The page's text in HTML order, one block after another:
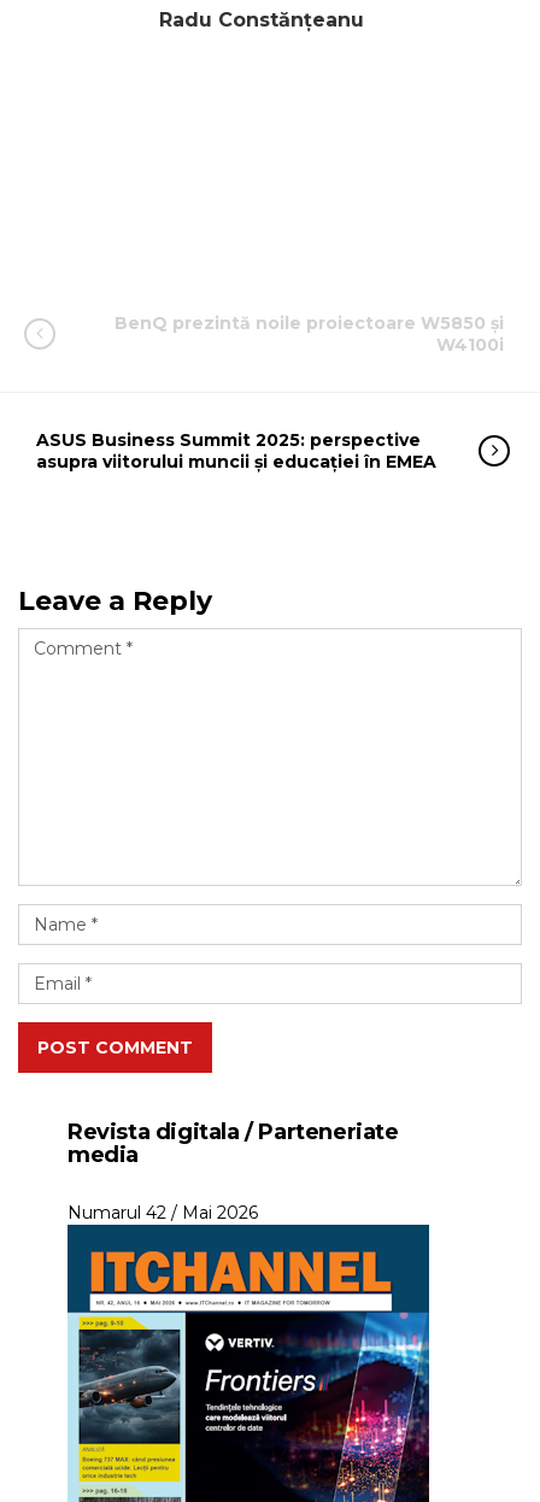
Radu Constănțeanu
BenQ prezintă noile proiectoare W5850 și
W4100i
ASUS Business Summit 2025: perspective
asupra viitorului muncii și educației în EMEA
Leave a Reply
POST COMMENT
Revista digitala / Parteneriate
media
Numarul 42 / Mai 2026